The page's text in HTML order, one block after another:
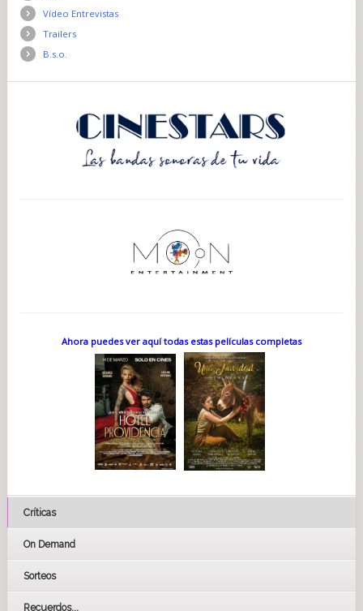
Vídeo Entrevistas
Trailers
B.s.o.
Ahora puedes ver aquí todas estas películas completas
Críticas
On Demand
Sorteos
Recuerdos...